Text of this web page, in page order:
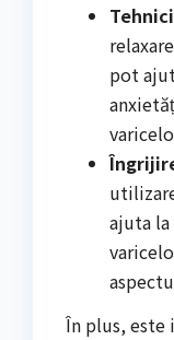
pot
ajuta
În plus, este